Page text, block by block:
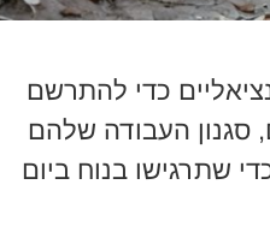
כדי להתרשם
סגנון העבודה שלהם
שתרגישו בנוח ביום